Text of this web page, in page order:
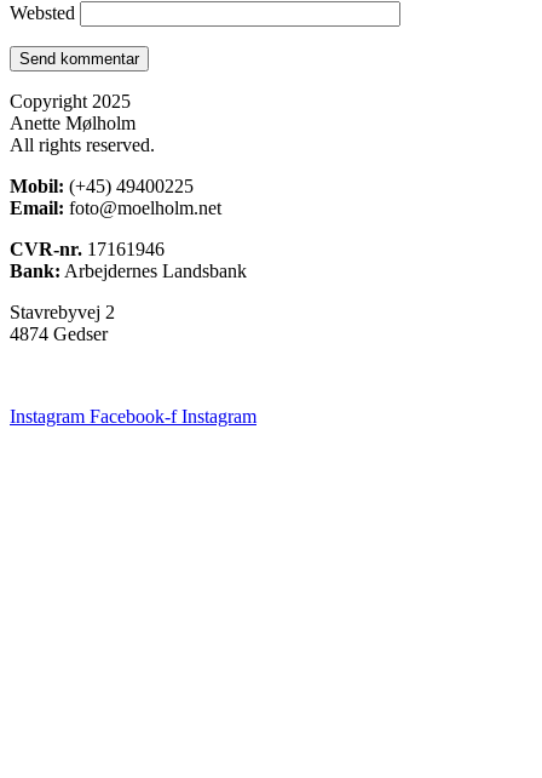
Websted
Copyright 2025
Anette Mølholm
All rights reserved.
Mobil: (+45) 49400225
Email: foto@moelholm.net
CVR-nr. 17161946
Bank: Arbejdernes Landsbank
Stavrebyvej 2
4874 Gedser
Instagram Facebook-f Instagram